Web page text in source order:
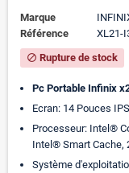
Marque
Référence
XL21-
block Rupture de stock
Pc Portable Infinix
Ecran: 14 Pouces
Processeur: Intel®
Intel® Smart Cache,
Système